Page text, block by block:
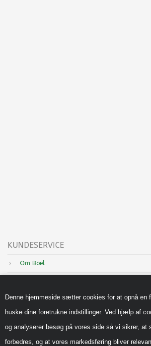
Denne hjemmeside sætter cookies for at opnå en
huske dine foretrukne indstillinger. Ved hjælp af
og analyserer besøg på vores side så vi sikrer, at
forbedres, og at vores markedsføring bliver
KUNDESERVICE
Om Boel
Inspiration
Sådan handler du hos os